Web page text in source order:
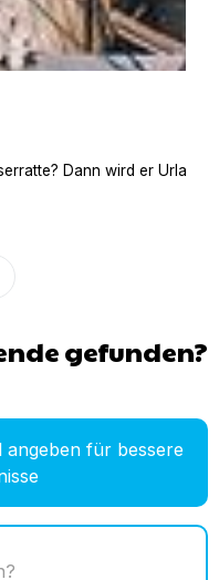
Dann wird er
gefunden?
angeben für bessere